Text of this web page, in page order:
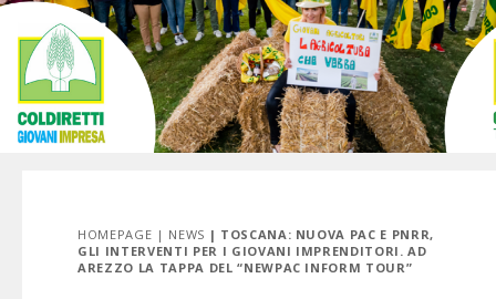
HOMEPAGE | NEWS | TOSCANA: NUOVA PAC E PNRR,
GLI INTERVENTI PER I GIOVANI IMPRENDITORI. AD
AREZZO LA TAPPA DEL “NEWPAC INFORM TOUR”